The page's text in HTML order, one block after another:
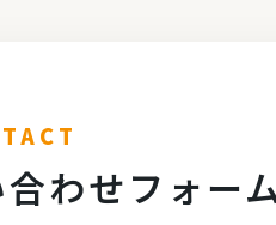
わせフォー